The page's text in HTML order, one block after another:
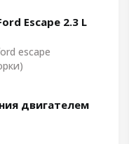
Escape 2.3 L
escape
двигателем